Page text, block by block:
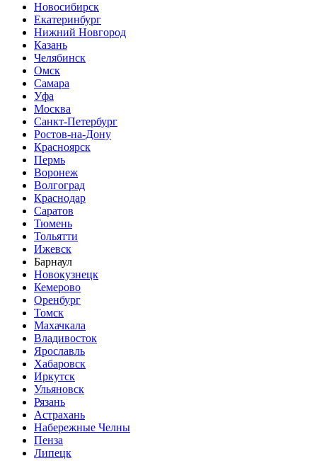
Новосибирск
Екатеринбург
Нижний Новгород
Казань
Челябинск
Омск
Самара
Уфа
Москва
Санкт-Петербург
Ростов-на-Дону
Красноярск
Пермь
Воронеж
Волгоград
Краснодар
Саратов
Тюмень
Тольятти
Ижевск
Барнаул
Новокузнецк
Кемерово
Оренбург
Томск
Махачкала
Владивосток
Ярославль
Хабаровск
Иркутск
Ульяновск
Рязань
Астрахань
Набережные Челны
Пенза
Липецк